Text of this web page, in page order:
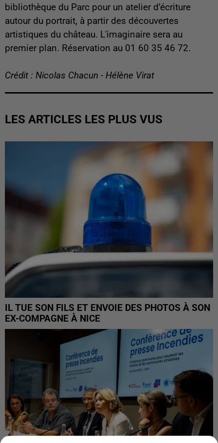
bibliothèque du Parc pour un atelier d’écriture
autour du portrait, à partir des découvertes
artistiques du château. L'imaginaire sera au
premier plan. Réservation au 01 60 35 46 72.
Crédit : Nicolas Chacun - Hélène Virat
LES ARTICLES LES PLUS VUS
IL TUE SON FILS ET ENVOIE DES PHOTOS À SON
EX-COMPAGNE À NICE